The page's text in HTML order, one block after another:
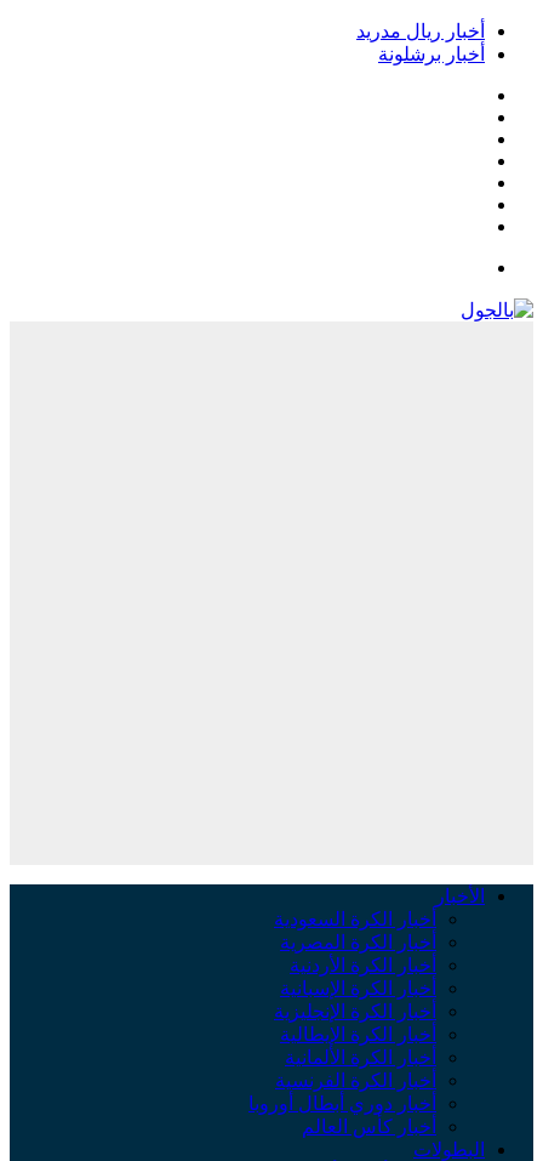
أخبار ريال مدريد
أخبار برشلونة
الأخبار
أخبار الكرة السعودية
أخبار الكرة المصرية
أخبار الكرة الأردنية
أخبار الكرة الإسبانية
أخبار الكرة الإنجليزية
أخبار الكرة الإيطالية
أخبار الكرة الألمانية
أخبار الكرة الفرنسية
أخبار دوري أبطال أوروبا
أخبار كأس العالم
البطولات